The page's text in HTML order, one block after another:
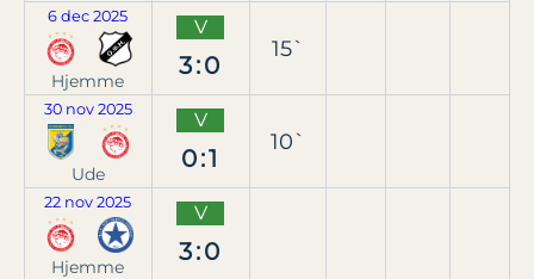
6 dec 2025
Hjemme
V
3:0
15`
30 nov 2025
Ude
V
0:1
10`
22 nov 2025
Hjemme
V
3:0